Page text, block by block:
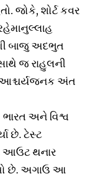
જોકે, શોર્ટ કવર
બાજુ અદભુત
જ રાહુલની
આશ્ચર્યજનક અંત
અને વિશ્વ
છે. ટેસ્ટ
આઉટ થનાર
છે. અગાઉ આ